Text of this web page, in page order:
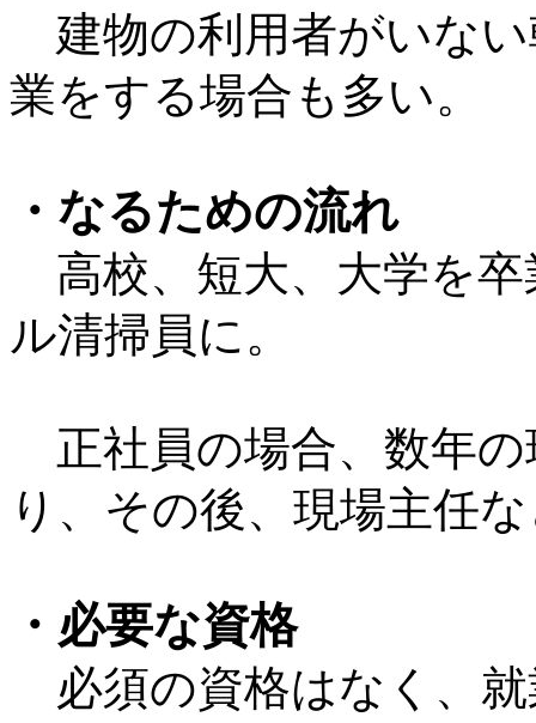
建物の利用者がいない
業をする場合も多い。
・なるための流れ
高校、短大、大学を
ル清掃員に。
正社員の場合、数年の
り、その後、現場主任
・必要な資格
必須の資格はなく、